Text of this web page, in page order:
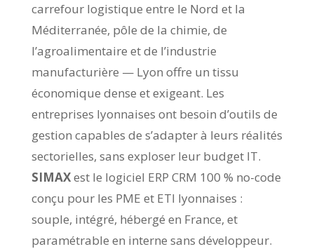
carrefour logistique entre le Nord et la
Méditerranée, pôle de la chimie, de
l’agroalimentaire et de l’industrie
manufacturière — Lyon offre un tissu
économique dense et exigeant. Les
entreprises lyonnaises ont besoin d’outils de
gestion capables de s’adapter à leurs réalités
sectorielles, sans exploser leur budget IT.
SIMAXest le logiciel ERP CRM 100 % no-code
conçu pour les PME et ETI lyonnaises :
souple, intégré, hébergé en France, et
paramétrable en interne sans développeur.